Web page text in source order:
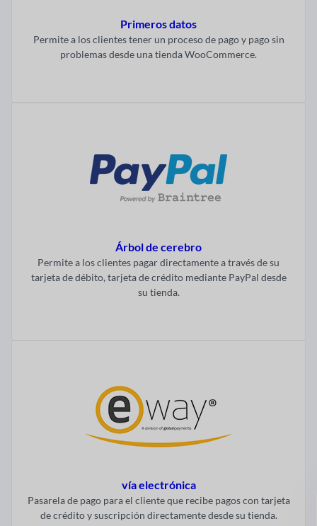
Primeros datos
Permite a los clientes tener un proceso de pago y pago sin
problemas desde una tienda WooCommerce.
Árbol de cerebro
Permite a los clientes pagar directamente a través de su
tarjeta de débito, tarjeta de crédito mediante PayPal desde
su tienda.
vía electrónica
Pasarela de pago para el cliente que recibe pagos con tarjeta
de crédito y suscripción directamente desde su tienda.